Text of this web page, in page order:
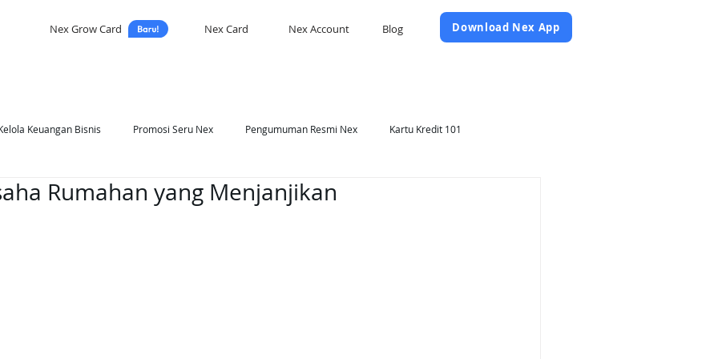
Daftar Sekarang
Nex Grow Card Nex Card Nex Account Blog Download Nex App
Keuangan Bisnis Promosi Seru Nex Pengumuman Resmi Nex Kartu Kredit 101
Nex Self Development
Rumahan yang Menjanjikan